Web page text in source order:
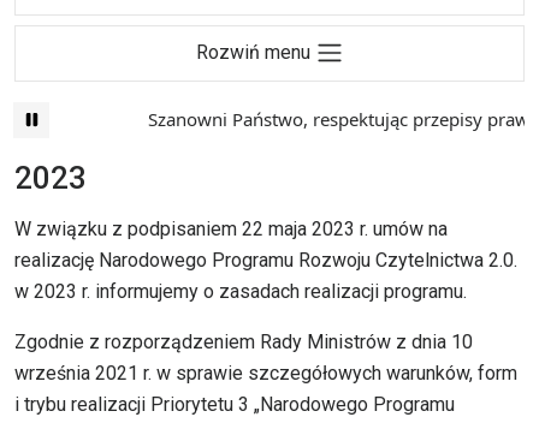
Rozwiń menu
Szanowni Państwo, respektując przepisy prawa i
2023
W związku z podpisaniem 22 maja 2023 r. umów na
realizację Narodowego Programu Rozwoju Czytelnictwa 2.0.
w 2023 r. informujemy o zasadach realizacji programu.
Zgodnie z rozporządzeniem Rady Ministrów z dnia 10
września 2021 r. w sprawie szczegółowych warunków, form
i trybu realizacji Priorytetu 3 „Narodowego Programu